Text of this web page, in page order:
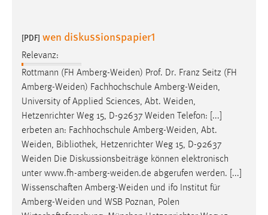
[PDF] wen diskussionspapier1
Relevanz:
Rottmann (FH Amberg-Weiden) Prof. Dr. Franz Seitz (FH
Amberg-Weiden) Fachhochschule Amberg-Weiden,
University of Applied Sciences, Abt. Weiden,
Hetzenrichter Weg 15, D-92637 Weiden Telefon: [...]
erbeten an: Fachhochschule Amberg-Weiden, Abt.
Weiden, Bibliothek, Hetzenrichter Weg 15, D-92637
Weiden Die Diskussionsbeiträge können elektronisch
unter www.fh-amberg-weiden.de abgerufen werden. [...]
Wissenschaften Amberg-Weiden und ifo Institut für
Amberg-Weiden und WSB Poznan, Polen